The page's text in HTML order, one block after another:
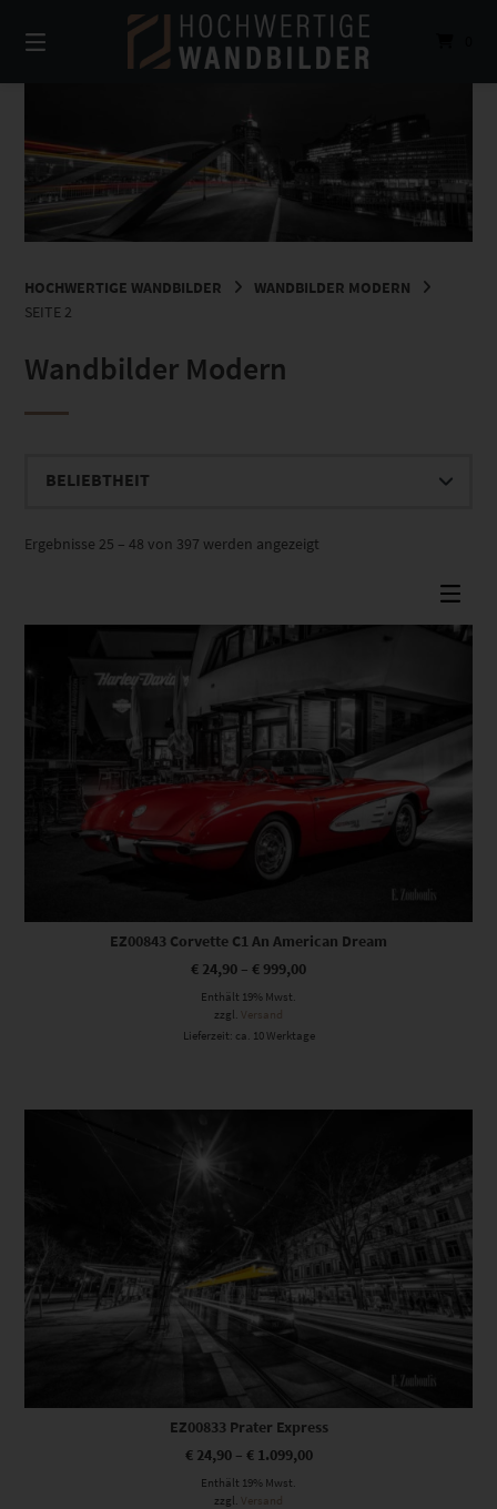
zum
Inhalt
HOCHWERTIGE WANDBILDER
WANDBILDER MODERN
SEITE 2
Wandbilder Modern
Ergebnisse 25 – 48 von 397 werden angezeigt
Dieses Produkt weist mehrere Varianten auf. Die Optionen können auf der Produktseite gewählt werden
EZ00843 Corvette C1 An American Dream
€ 24,90 – € 999,00
Enthält 19% Mwst.
zzgl. Versand
Lieferzeit: ca. 10 Werktage
Dieses Produkt weist mehrere Varianten auf. Die Optionen können auf der Produktseite gewählt werden
EZ00833 Prater Express
€24,90– €1.099,00
Enthält 19% Mwst.
zzgl.
Versand